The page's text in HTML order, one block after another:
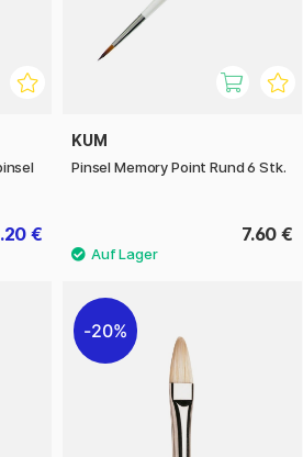
€
KUM
Pinsel Memory Point Rund 6 Stk.
7.60 €
20%